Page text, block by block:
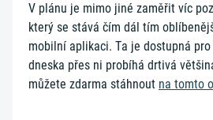
V plánu je mimo jiné zaměřit víc
který se stává čím dál tím
mobilní aplikaci. Ta je dostupná pro
dneska přes ni probíhá drtivá
můžete zdarma stáhnout na tomto